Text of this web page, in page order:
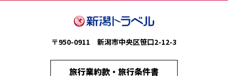
〒950-0911 新潟市中央区笹口2-12-3
旅行業約款・旅行条件書